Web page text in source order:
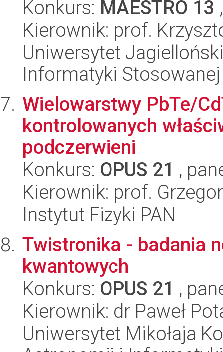
Konkurs: MAESTRO 13
Kierownik: prof.
Uniwersytet
Informatyki Stosowanej
Wielowarstwy PbTe/
kontrolowanych
podczerwieni
Konkurs: OPUS 21 ,
Kierownik: prof.
Instytut Fizyki PAN
Twistronika - badania
kwantowych
Konkurs: OPUS 21 ,
Kierownik: dr Paweł
Uniwersytet Mikołaja